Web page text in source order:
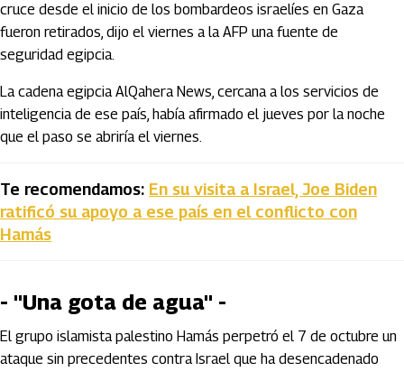
cruce desde el inicio de los bombardeos israelíes en Gaza
fueron retirados, dijo el viernes a la AFP una fuente de
seguridad egipcia.
La cadena egipcia AlQahera News, cercana a los servicios de
inteligencia de ese país, había afirmado el jueves por la noche
que el paso se abriría el viernes.
Te recomendamos: En su visita a Israel, Joe Biden
ratificó su apoyo a ese país en el conflicto con
Hamás
- "Una gota de agua" -
El grupo islamista palestino Hamás perpetró el 7 de octubre un
ataque sin precedentes contra Israel que ha desencadenado